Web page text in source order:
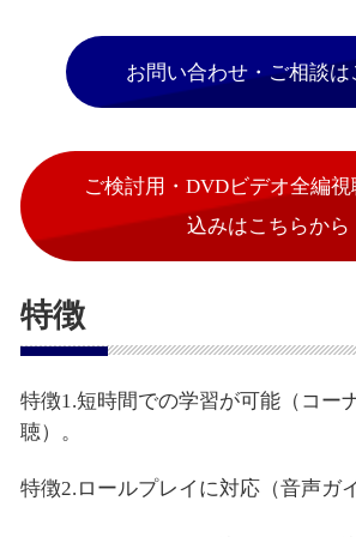
お問い合わせ・ご相談は
ご検討用・DVDビデオ全編視
込みはこちらから
特徴
特徴1.短時間での学習が可能（コー
聴）。
特徴2.ロールプレイに対応（音声ガ